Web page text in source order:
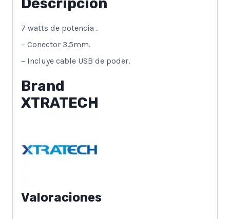
Descripción
7 watts de potencia .
– Conector 3.5mm.
– Incluye cable USB de poder.
Brand
XTRATECH
Valoraciones